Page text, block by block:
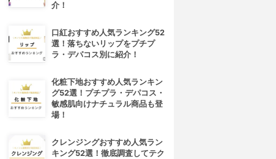
介！
口紅おすすめ人気ランキング52
選！落ちないリップをプチプ
ラ・デパコス別に紹介！
化粧下地おすすめ人気ランキン
グ52選！プチプラ・デパコス・
敏感肌向けナチュラル商品も登
場！
クレンジングおすすめ人気ラン
キング52選！徹底調査してテク